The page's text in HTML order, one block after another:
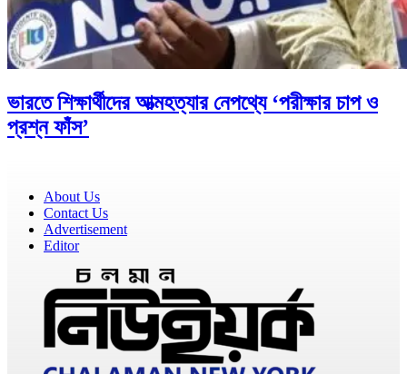
ভারতে শিক্ষার্থীদের আত্মহত্যার নেপথ্যে ‘পরীক্ষার চাপ ও
প্রশ্ন ফাঁস’
About Us
Contact Us
Advertisement
Editor